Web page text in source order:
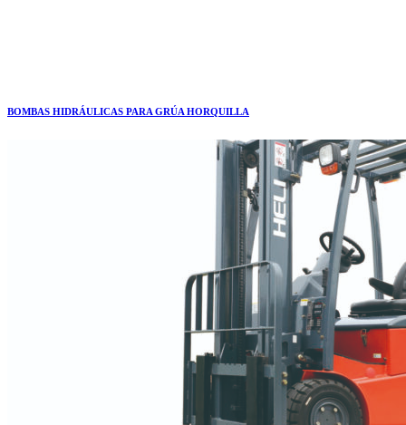
BOMBAS HIDRÁULICAS PARA GRÚA HORQUILLA